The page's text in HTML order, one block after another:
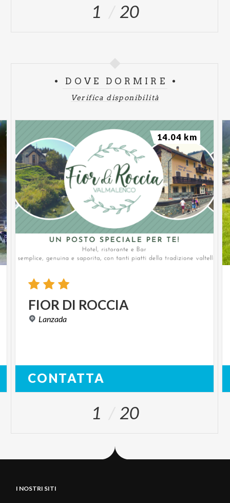
1 20
DOVE DORMIRE
Verifica disponibilità
FIOR DI ROCCIA
Lanzada
CONTATTA
14.04 km
1 20
I NOSTRI SITI